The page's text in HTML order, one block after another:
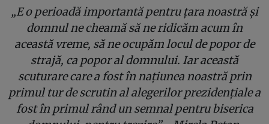
„E o perioadă importantă pentru țara noastră și
domnul ne cheamă să ne ridicăm acum în
această vreme, să ne ocupăm locul de popor de
strajă, ca popor al domnului. Iar această
scuturare care a fost în națiunea noastră prin
primul tur de scrutin al alegerilor prezidențiale a
fost în primul rând un semnal pentru biserica